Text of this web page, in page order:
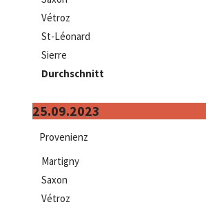
Vétroz
St-Léonard
Sierre
Durchschnitt
25.09.2023
Provenienz
Martigny
Saxon
Vétroz